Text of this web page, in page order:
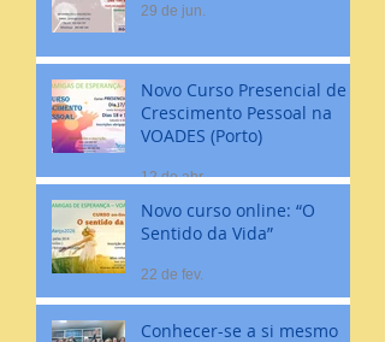
29 de jun.
Novo Curso Presencial de
Crescimento Pessoal na
VOADES (Porto)
12 de abr.
Novo curso online: “O
Sentido da Vida”
22 de fev.
Conhecer-se a si mesmo